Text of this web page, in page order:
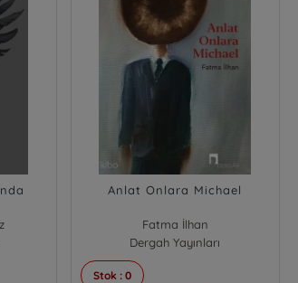
Anlat Onlara Michael
Fatma İlhan
Dergah Yayınları
Stok : 0